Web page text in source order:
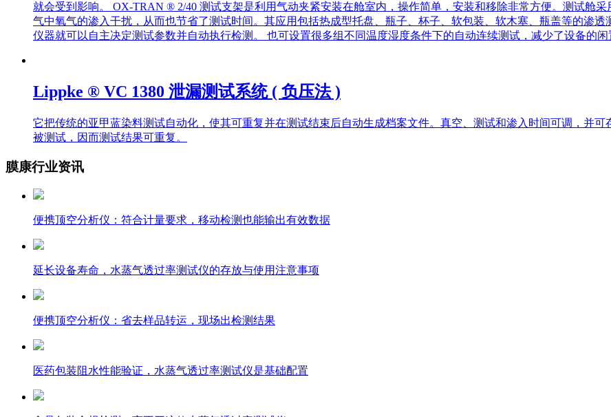
就会受到影响。 OX-TRAN ® 2/40 测试支架是利用气动夹紧安装在舱室内，操作简单，安装和移除非常方便。测试舱
气中氧气的渗入干扰，从而也节省了测试时间。其应用包括热成型托盘、瓶子、杯子、软包装、软木塞、瓶盖等的渗
仪器就可以自主决定测试参数并自动执行检测。 也可设置很多组不同温度湿度条件下的自动连续测试，减少了设备的闲
Lippke ® VC 1380 泄漏测试系统 ( 负压法 )
它把传统的亚甲蓝染料测试自动化，使其可重复并在测试结束后自动生成档案文件。真空、测试和渗入时间可调，并
被测试，因而测试结果可重复。
膜康行业资讯
便携顶空分析仪：符合计量要求，移动检测也能输出有效数据
延长设备寿命，水蒸气透过率测试仪的存放与使用注意事项
便携顶空分析仪：省去样品转运，现场出检测结果
医药包装阻水性能验证，水蒸气透过率测试仪是基础配置